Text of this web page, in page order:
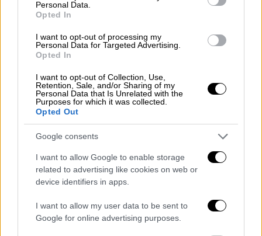
Personal Data.
Opted In
I want to opt-out of processing my
Personal Data for Targeted Advertising.
Opted In
I want to opt-out of Collection, Use,
Retention, Sale, and/or Sharing of my
Personal Data that Is Unrelated with the
Purposes for which it was collected.
Opted Out
Google consents
I want to allow Google to enable storage
related to advertising like cookies on web or
device identifiers in apps.
I want to allow my user data to be sent to
Google for online advertising purposes.
είναι παιδί αυτό που έχασε τη ζωή του είναι
εξαιρετικά δύσκολο», αναγνώρισε.
Στο Τέξας θα μεταβεί ο Τραμπ
Ο πρόεδροςΝτόναλντ Τραμπ
πως θα μεταβεί στην πολιτεία μεθαύριο
Παρασκευή, συνοδευόμενος από τη σύζυγό
του Μελάνια.
«Στείλαμε πολλά ελικόπτερα από παντού (...)
τα στείλαμε γρήγορα»,είπε ο μεγιστάνας,
προσθέτοντας πως οι πολιτειακές αρχές
ανέπτυξαν επίσης πόρους και γενικά «η
αντίδραση ήταν απίστευτη».